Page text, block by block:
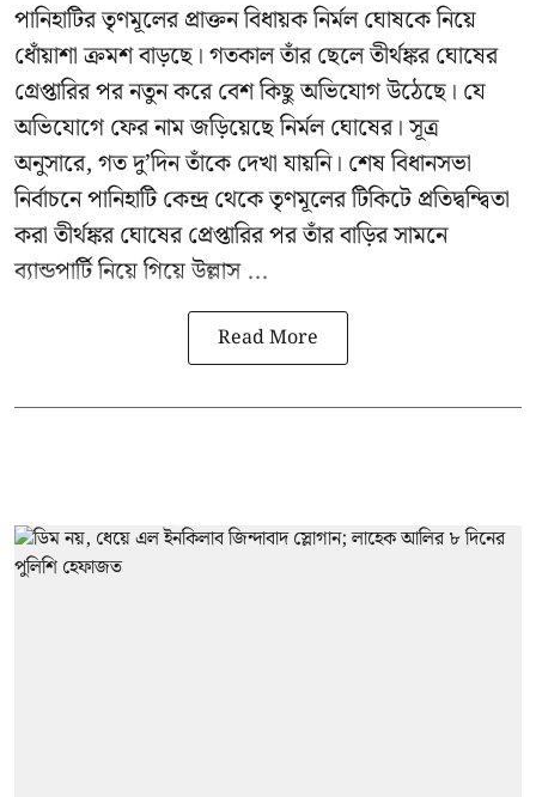
পানিহাটির তৃণমূলের প্রাক্তন বিধায়ক নির্মল ঘোষকে নিয়ে
ধোঁয়াশা ক্রমশ বাড়ছে। গতকাল তাঁর ছেলে তীর্থঙ্কর ঘোষের
গ্রেপ্তারির পর নতুন করে বেশ কিছু অভিযোগ উঠেছে। যে
অভিযোগে ফের নাম জড়িয়েছে নির্মল ঘোষের। সূত্র
অনুসারে, গত দু’দিন তাঁকে দেখা যায়নি। শেষ বিধানসভা
নির্বাচনে পানিহাটি কেন্দ্র থেকে তৃণমূলের টিকিটে প্রতিদ্বন্দ্বিতা
করা তীর্থঙ্কর ঘোষের প্রেপ্তারির পর তাঁর বাড়ির সামনে
ব্যান্ডপার্টি নিয়ে গিয়ে উল্লাস ...
Read More